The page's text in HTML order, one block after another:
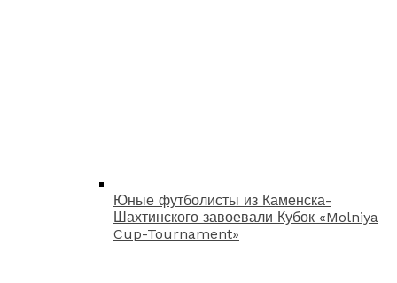
Юные футболисты из Каменска-
Шахтинского завоевали Кубок «Molniya
Cup-Tournament»